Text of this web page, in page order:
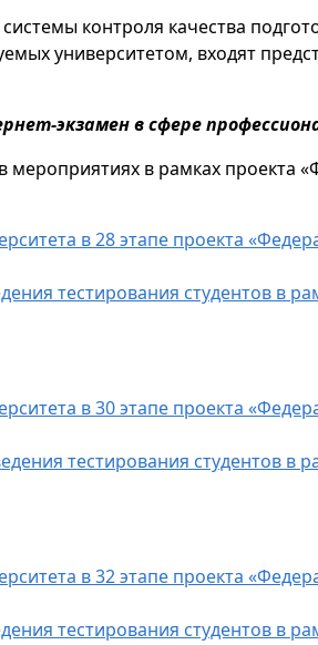
контроля качества
университетом, входят
экзамен в сфере
мероприятиях в рамках проекта
в 28 этапе проекта
тестирования студентов в
в 30 этапе проекта
тестирования студентов в
в 32 этапе проекта
тестирования студентов в